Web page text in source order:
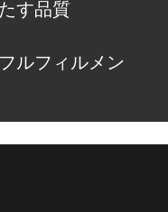
す品質
ルフィルメン